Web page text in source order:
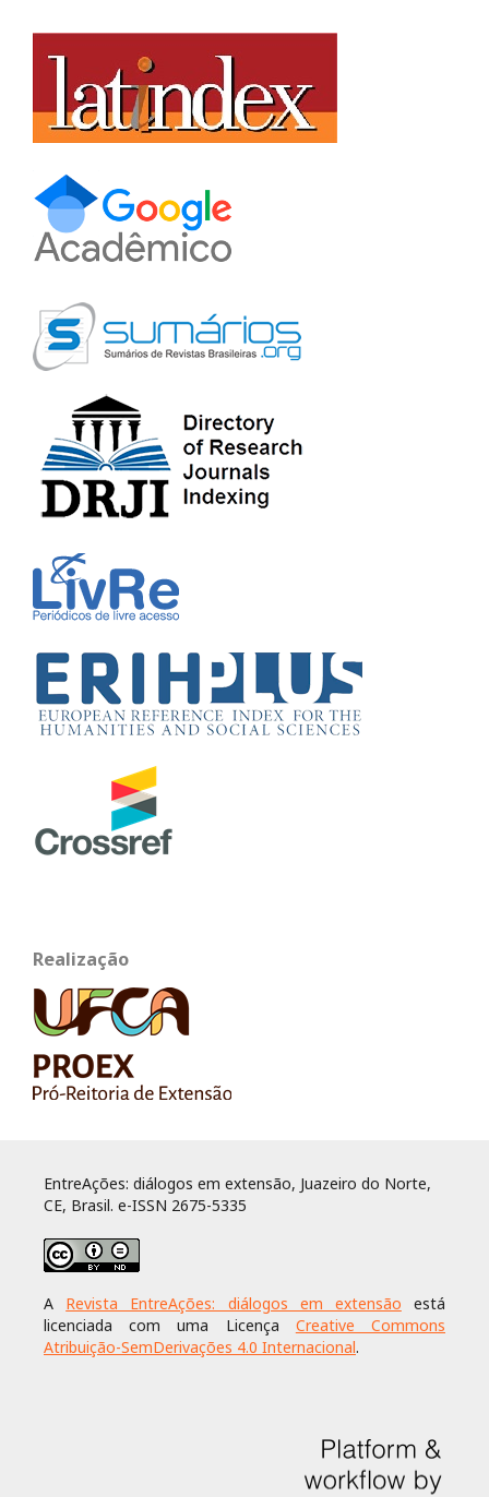
Realização
EntreAções: diálogos em extensão, Juazeiro do Norte,
CE, Brasil. e-ISSN 2675-5335
A Revista EntreAções: diálogos em extensão está
licenciada com uma Licença Creative Commons
Atribuição-SemDerivações 4.0 Internacional.